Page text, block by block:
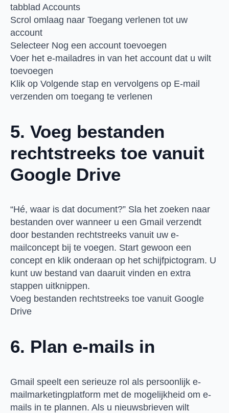
tabblad Accounts
Scrol omlaag naar Toegang verlenen tot uw
account
Selecteer Nog een account toevoegen
Voer het e-mailadres in van het account dat u wilt
toevoegen
Klik op Volgende stap en vervolgens op E-mail
verzenden om toegang te verlenen
5. Voeg bestanden
rechtstreeks toe vanuit
Google Drive
“Hé, waar is dat document?” Sla het zoeken naar
bestanden over wanneer u een Gmail verzendt
door bestanden rechtstreeks vanuit uw e-
mailconcept bij te voegen. Start gewoon een
concept en klik onderaan op het schijfpictogram. U
kunt uw bestand van daaruit vinden en extra
stappen uitknippen.
Voeg bestanden rechtstreeks toe vanuit Google
Drive
6. Plan e-mails in
Gmail speelt een serieuze rol als persoonlijk e-
mailmarketingplatform met de mogelijkheid om e-
mails in te plannen. Als u nieuwsbrieven wilt